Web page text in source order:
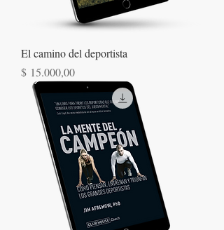
El camino del deportista
Precio
$ 15.000,00